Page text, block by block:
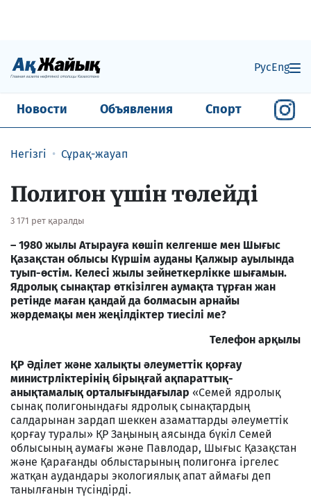
РусEng
Новости Объявления Спорт
Негізгі Сұрақ-жауап
Полигон үшін төлейді
3 171 рет қаралды
– 1980 жылы Атырауға көшіп келгенше мен Шығыс
Қазақстан облысы Күршім ауданы Қалжыр ауылында
туып-өстім. Келесі жылы зейнеткерлікке шығамын.
Ядролық сынақтар өткізілген аумақта тұрған жан
ретінде маған қандай да болмасын арнайы
жәрдемақы мен жеңілдіктер тиесілі ме?
Телефон арқылы
ҚР Әділет және халықты әлеуметтік қорғау
министрліктерінің бірыңғай ақпараттық-
анықтамалық орталығындағылар «Семей ядролық
сынақ полигонындағы ядролық сынақтардың
салдарынан зардап шеккен азаматтарды әлеуметтік
қорғау туралы» ҚР Заңының аясында бүкіл Семей
облысының аумағы және Павлодар, Шығыс Қазақстан
және Қарағанды облыстарының полигонға іргелес
жатқан аудандары экологиялық апат аймағы деп
танылғанын түсіндірді.